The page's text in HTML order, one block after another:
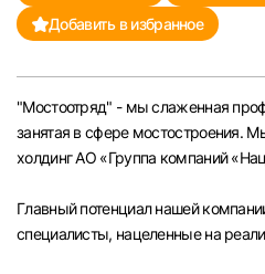
Саратов
Казань
Челябинск
Самара
Добавить в избранное
"Мостоотряд" - мы слаженная
занятая в сфере мостостроения.
холдинг АО «Группа компаний
Главный потенциал нашей
специалисты, нацеленные на